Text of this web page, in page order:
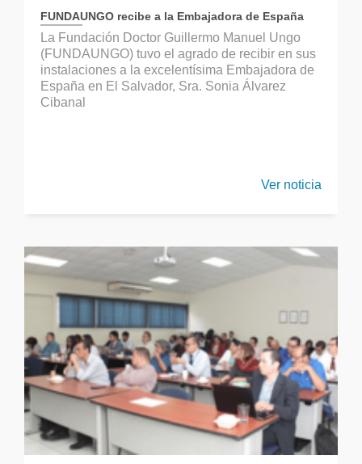
FUNDAUNGO recibe a la Embajadora de España
La Fundación Doctor Guillermo Manuel Ungo
(FUNDAUNGO) tuvo el agrado de recibir en sus
instalaciones a la excelentísima Embajadora de
España en El Salvador, Sra. Sonia Álvarez
Cibanal
Ver noticia